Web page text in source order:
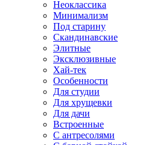
Неоклассика
Минимализм
Под старину
Скандинавские
Элитные
Эксклюзивные
Хай-тек
Особенности
Для студии
Для хрущевки
Для дачи
Встроенные
С антресолями